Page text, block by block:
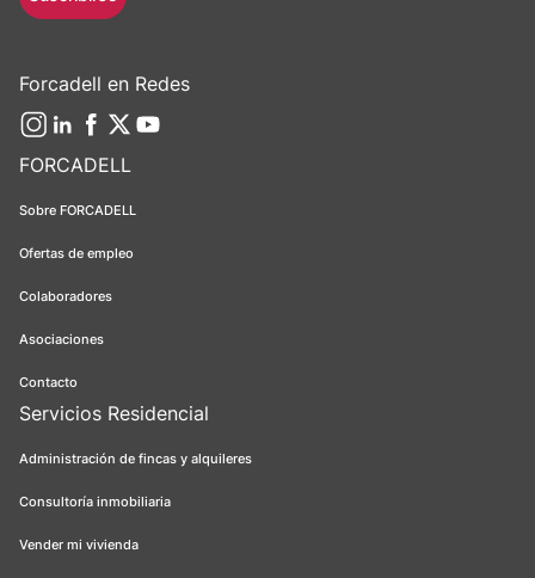
FORCADELL
Sobre FORCADELL
Ofertas de empleo
Colaboradores
Asociaciones
Contacto
Servicios Residencial
Administración de fincas y alquileres
Consultoría inmobiliaria
Vender mi vivienda
Forcadell en Redes